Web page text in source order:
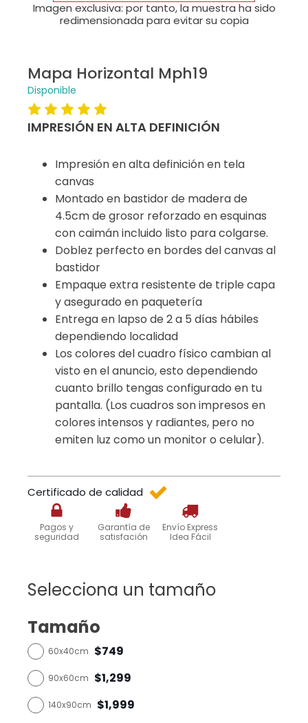
Imagen exclusiva: por tanto, la muestra ha sido
redimensionada para evitar su copia
Mapa Horizontal Mph19
Disponible
IMPRESIÓN EN ALTA DEFINICIÓN
Impresión en alta definición en tela
canvas
Montado en bastidor de madera de
4.5cm de grosor reforzado en esquinas
con caimán incluido listo para colgarse.
Doblez perfecto en bordes del canvas al
bastidor
Empaque extra resistente de triple capa
y asegurado en paquetería
Entrega en lapso de 2 a 5 días hábiles
dependiendo localidad
Los colores del cuadro físico cambian al
visto en el anuncio, esto dependiendo
cuanto brillo tengas configurado en tu
pantalla. (Los cuadros son impresos en
colores intensos y radiantes, pero no
emiten luz como un monitor o celular).
Certificado de calidad
Pagos y
seguridad
Garantía de
satisfación
Envío Express
Idea Fácil
Selecciona un tamaño
Tamaño
60x40cm $749
90x60cm $1,299
140x90cm $1,999